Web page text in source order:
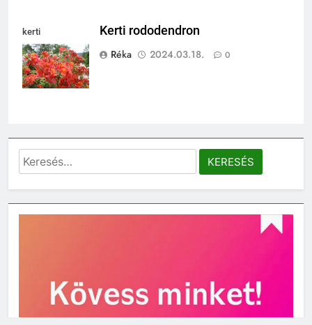
kerti
rododendron
Kerti rododendron
Réka
2024.03.18. 0
Keresés: